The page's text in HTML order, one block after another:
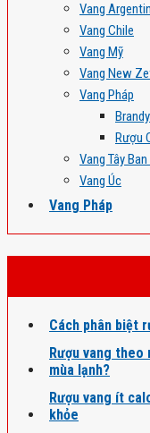
Vang
Vang Chile
Vang Mỹ
Vang New
Vang Pháp
Rượu
Vang Tây
Vang Úc
Vang Pháp
Cách phân biệt
Rượu vang theo
mùa lạnh?
Rượu vang ít
khỏe